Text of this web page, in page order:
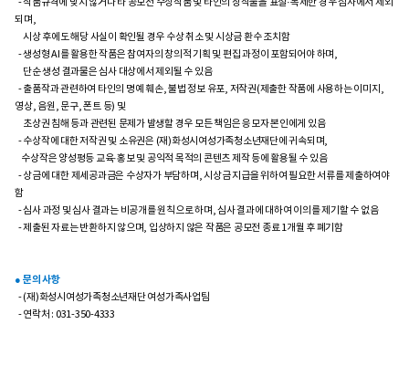
- 작품규격에 맞지 않거나 타 공모전 수상작품 및 타인의 창작물을 표절·복제한 경우 심사에서 제외
되며,
시상 후에도 해당 사실이 확인될 경우 수상 취소 및 시상금 환수 조치함
- 생성형 AI를 활용한 작품은 참여자의 창의적 기획 및 편집 과정이 포함되어야 하며,
단순 생성 결과물은 심사 대상에서 제외될 수 있음
- 출품작과 관련하여 타인의 명예 훼손, 불법 정보 유포, 저작권(제출한 작품에 사용하는 이미지,
영상, 음원, 문구, 폰트 등) 및
초상권 침해 등과 관련된 문제가 발생할 경우 모든 책임은 응모자 본인에게 있음
- 수상작에 대한 저작권 및 소유권은 (재)화성시여성가족청소년재단에 귀속되며,
수상작은 양성평등 교육·홍보 및 공익적 목적의 콘텐츠 제작 등에 활용될 수 있음
- 상금에 대한 제세공과금은 수상자가 부담하며, 시상금 지급을 위하여 필요한 서류를 제출하여야
함
- 심사 과정 및 심사 결과는 비공개를 원칙으로 하며, 심사 결과에 대하여 이의를 제기할 수 없음
- 제출된 자료는 반환하지 않으며, 입상하지 않은 작품은 공모전 종료 1개월 후 폐기함
● 문의 사항
- (재)화성시여성가족청소년재단 여성가족사업팀
- 연락처 : 031-350-4333